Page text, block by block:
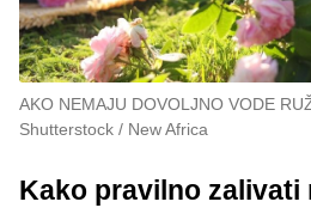
AKO NEMAJU DOVOLJNO VODE
Shutterstock / New Africa
Kako pravilno zalivati